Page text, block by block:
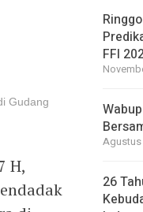
Gudang
H,
FFI
Agustus
26